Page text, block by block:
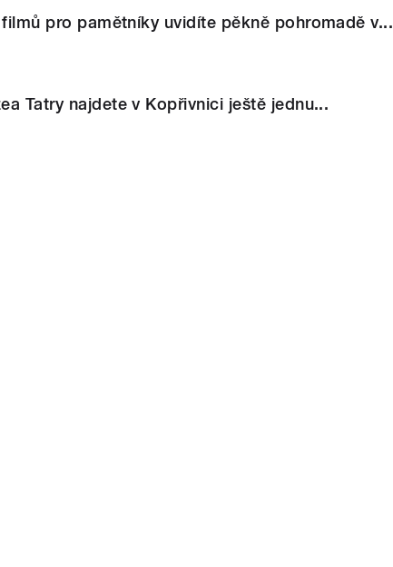
pro pamětníky uvidíte pěkně pohromadě v...
Tatry najdete v Kopřivnici ještě jednu...